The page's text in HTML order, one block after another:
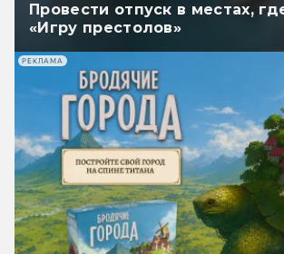
Провести отпуск в местах,
«Игру престолов»
РЕКЛАМА